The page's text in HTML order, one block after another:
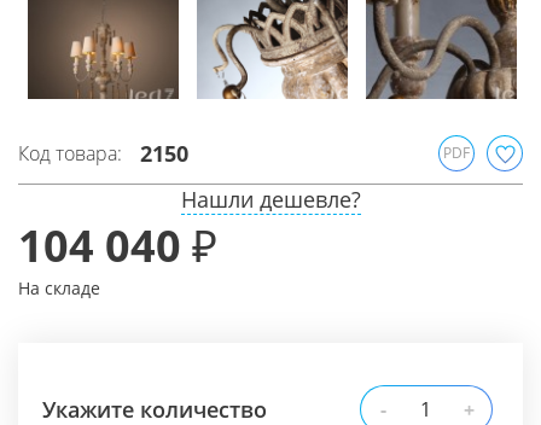
Код товара: 2150 PDF
104 040 ₽
На складе
Нашли дешевле?
Укажите количество - +